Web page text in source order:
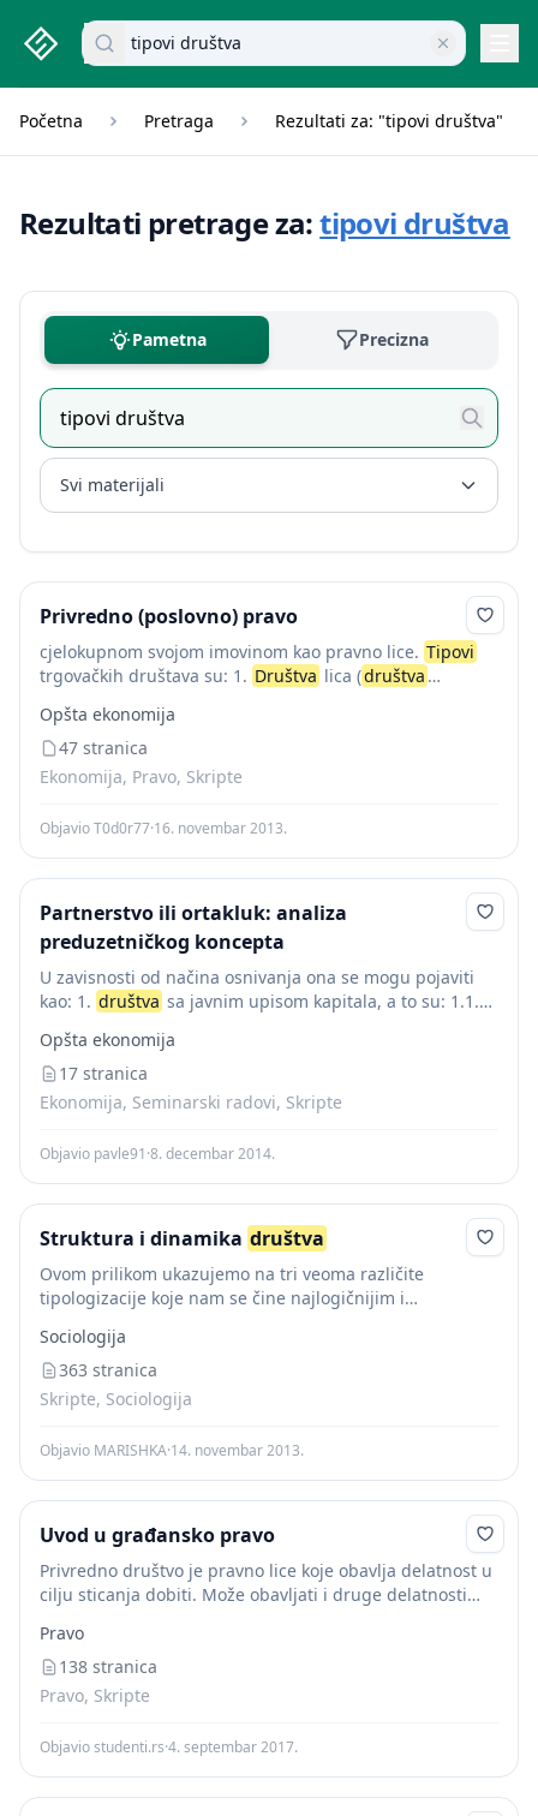
studenti.rs home page
Pretraži dokumente
Početna Pretraga Rezultati za: "tipovi društva"
Rezultati pretrage za:tipovi društva
Pametna Precizna
Svi materijali
Privredno (poslovno) pravo
cjelokupnom svojom imovinom kao pravno lice. Tipovi
trgovačkih društava su: 1. Društva lica (društva
neograničene odgovonosti), KD (komanditno društvo); 2.
Društvalica i...
Opšta ekonomija
47 stranica
Ekonomija, Pravo, Skripte
Objavio T0d0r77·16. novembar 2013.
Partnerstvo ili ortakluk: analiza
preduzetničkog koncepta
U zavisnosti od načina osnivanja ona se mogu pojaviti
kao: 1. društva sa javnim upisom kapitala, a to su: 1.1.
2.društva ...
Opšta ekonomija
17 stranica
Ekonomija, Seminarski radovi, Skripte
Objavio pavle91·8. decembar 2014.
Struktura i dinamika društva
Ovom prilikom ukazujemo na tri veoma različite
tipologizacije koje nam se čine najlogičnijim i
istorijskih tipova
tipologizacija društveno- ekonomskih...
Sociologija
363 stranica
Skripte, Sociologija
Objavio MARISHKA·14. novembar 2013.
Uvod u građansko pravo
Privredno društvo je pravno lice koje obavlja delatnost u
cilju sticanja dobiti. Može obavljati i druge delatnosti
su određene osnivački aktom,...
Pravo
138 stranica
Pravo, Skripte
Objavio studenti.rs·4. septembar 2017.